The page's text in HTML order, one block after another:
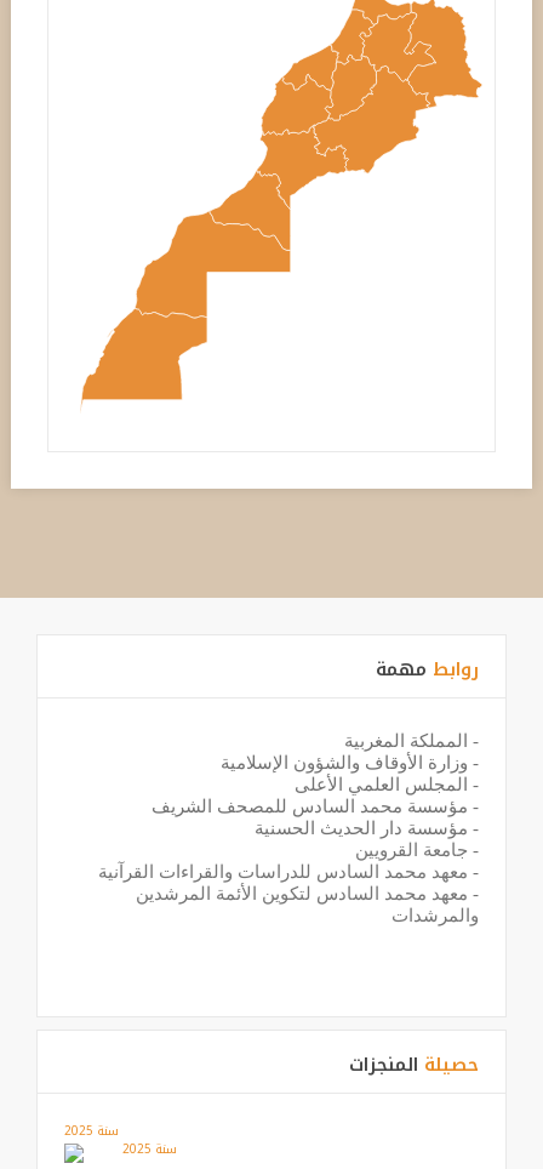
روابط مهمة
- المملكة المغربية
- وزارة الأوقاف والشؤون الإسلامية
- المجلس العلمي الأعلى
- مؤسسة محمد السادس للمصحف الشريف
- مؤسسة دار الحديث الحسنية
- جامعة القرويين
- معهد محمد السادس للدراسات والقراءات القرآنية
- معهد محمد السادس لتكوين الأئمة المرشدين
والمرشدات
حصيلة المنجزات
سنة 2025